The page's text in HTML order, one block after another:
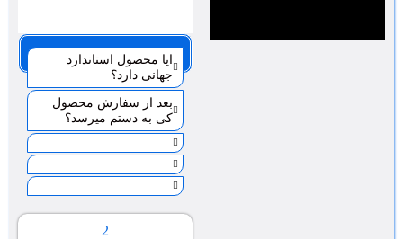
صفحه 1
2
ایا محصول استاندارد
جهانی دارد؟
بعد از سفارش محصول
کی به دستم میرسد؟